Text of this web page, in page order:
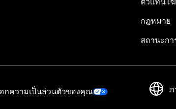
กฎหมาย
สถานะกา
อกความเป็นส่วนตัวของคุณ